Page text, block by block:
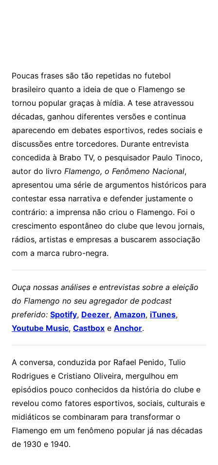
Poucas frases são tão repetidas no futebol
brasileiro quanto a ideia de que o Flamengo se
tornou popular graças à mídia. A tese atravessou
décadas, ganhou diferentes versões e continua
aparecendo em debates esportivos, redes sociais e
discussões entre torcedores. Durante entrevista
concedida à Brabo TV, o pesquisador Paulo Tinoco,
autor do livro Flamengo, o Fenômeno Nacional,
apresentou uma série de argumentos históricos para
contestar essa narrativa e defender justamente o
contrário: a imprensa não criou o Flamengo. Foi o
crescimento espontâneo do clube que levou jornais,
rádios, artistas e empresas a buscarem associação
com a marca rubro-negra.
Ouça nossas análises e entrevistas sobre a eleição
do Flamengo no seu agregador de podcast
preferido: Spotify, Deezer, Amazon, iTunes,
Youtube Music, Castboxe Anchor.
A conversa, conduzida por Rafael Penido, Tulio
Rodrigues e Cristiano Oliveira, mergulhou em
episódios pouco conhecidos da história do clube e
revelou como fatores esportivos, sociais, culturais e
midiáticos se combinaram para transformar o
Flamengo em um fenômeno popular já nas décadas
de 1930 e 1940.